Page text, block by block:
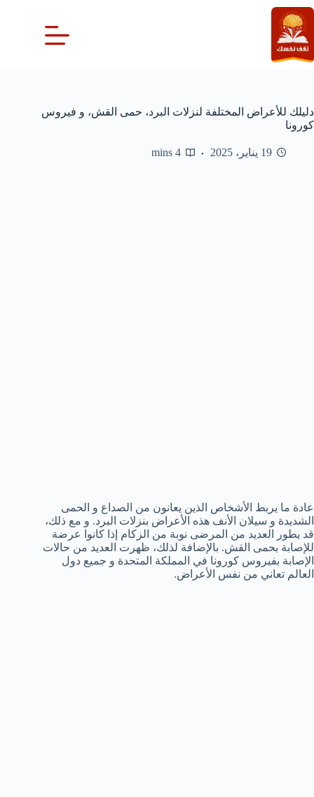
التجاوز
إلى
المحتوى
دليلك للأعراض المختلفة لنزلات البرد، حمى القش، و فيروس
كورونا
19 يناير، 2025 4 mins
عادة ما يربط الأشخاص الذين يعانون من الصداع و الحمى
الشديدة و سيلان الأنف هذه الأعراض بنزلات البرد. و مع ذلك،
قد يطور العديد من المرضى نوبة من الزكام إذا كانوا عرضة
للإصابة بحمى القش. بالإضافة لذلك، ظهرت العديد من حالات
الإصابة بفيروس كورونا في المملكة المتحدة و جميع دول
العالم تعاني من نفس الأعراض.